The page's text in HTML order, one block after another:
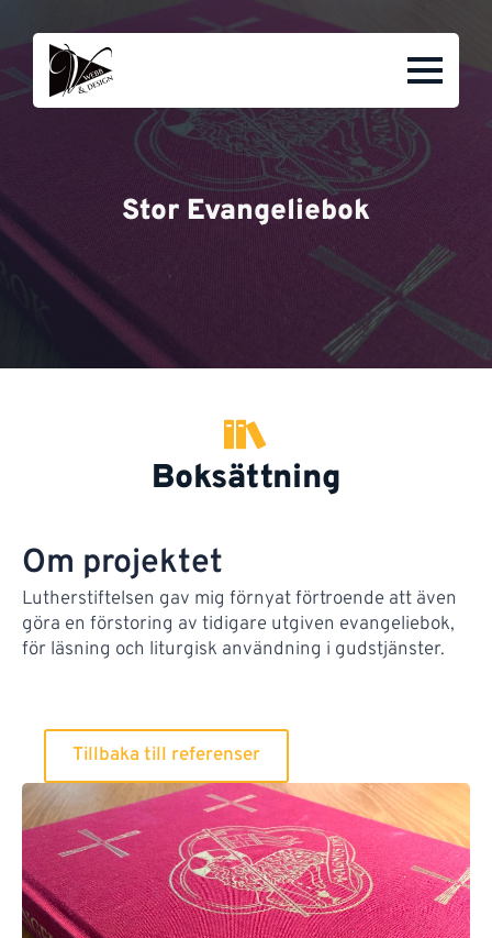
Stor Evangeliebok
Boksättning
Om projektet
Lutherstiftelsen gav mig förnyat förtroende att även
göra en förstoring av tidigare utgiven evangeliebok,
för läsning och liturgisk användning i gudstjänster.
Tillbaka till referenser